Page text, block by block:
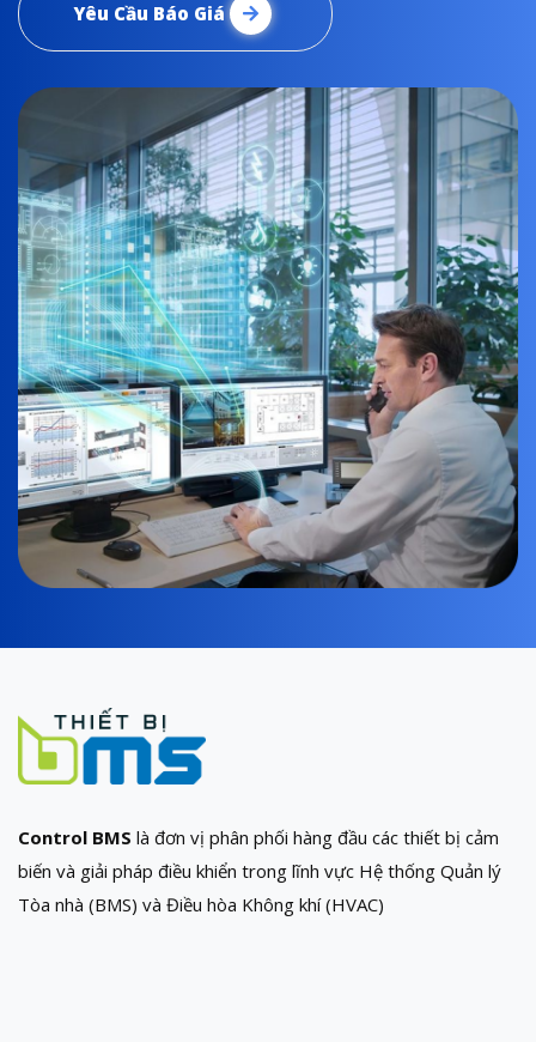
Yêu Cầu Báo Giá
Control BMS là đơn vị phân phối hàng đầu các thiết bị cảm
biến và giải pháp điều khiển trong lĩnh vực Hệ thống Quản lý
Tòa nhà (BMS) và Điều hòa Không khí (HVAC)